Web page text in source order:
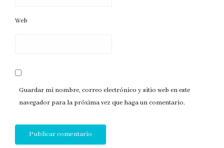
Web
Guardar mi nombre, correo electrónico y sitio web en este
navegador para la próxima vez que haga un comentario.